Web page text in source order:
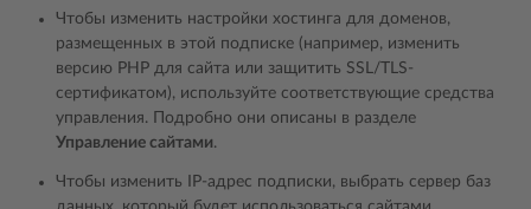
Чтобы изменить настройки хостинга для доменов,
размещенных в этой подписке (например, изменить
версию PHP для сайта или защитить SSL/TLS-
сертификатом), используйте соответствующие средства
управления. Подробно они описаны в разделе
Управление сайтами.
Чтобы изменить IP-адрес подписки, выбрать сервер баз